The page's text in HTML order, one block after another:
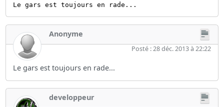
Le gars est toujours en rade...
Anonyme
Posté : 28 déc. 2013 à 22:22
Le gars est toujours en rade...
developpeur